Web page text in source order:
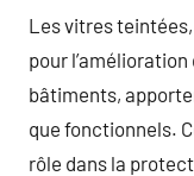
Les vitres
pour
bâtiments,
que fonctionnels.
rôle dans la